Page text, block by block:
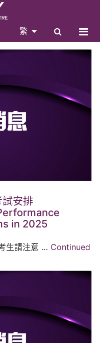
繁
安排
in 2025
生請注意 … Continued